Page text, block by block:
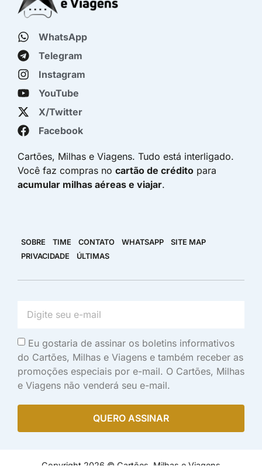
WhatsApp
Telegram
Instagram
YouTube
X/Twitter
Facebook
Cartões, Milhas e Viagens. Tudo está interligado.
Você faz compras no cartão de crédito para
acumular milhas aéreas e viajar.
SOBRE TIME CONTATO WHATSAPP
SITE MAP
PRIVACIDADE
ÚLTIMAS
Eu gostaria de assinar os boletins informativos
do Cartões, Milhas e Viagens e também receber as
promoções especiais por e-mail. O Cartões, Milhas
e Viagens não venderá seu e-mail.
QUERO ASSINAR
Copyright 2026 © Cartões, Milhas e Viagens